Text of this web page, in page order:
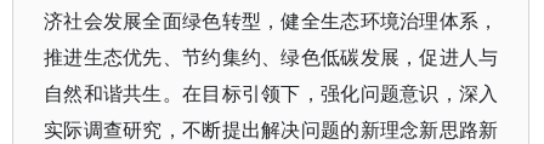
济社会发展全面绿色转型，健全生态环境治理体系，
推进生态优先、节约集约、绿色低碳发展，促进人与
自然和谐共生。在目标引领下，强化问题意识，深入
实际调查研究，不断提出解决问题的新理念新思路新